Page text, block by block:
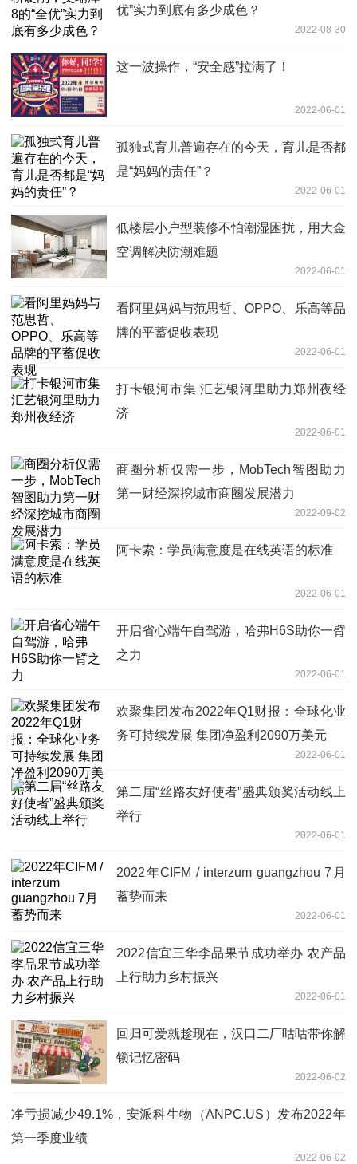
优”实力到底有多少成色？
2022-08-30
这一波操作，“安全感”拉满了！
2022-06-01
孤独式育儿普遍存在的今天，育儿是否都
是“妈妈的责任”？
2022-06-01
低楼层小户型装修不怕潮湿困扰，用大金
空调解决防潮难题
2022-06-01
看阿里妈妈与范思哲、OPPO、乐高等品
牌的平蓄促收表现
2022-06-01
打卡银河市集 汇艺银河里助力郑州夜经
济
2022-06-01
商圈分析仅需一步，MobTech智图助力
第一财经深挖城市商圈发展潜力
2022-09-02
阿卡索：学员满意度是在线英语的标准
2022-06-01
开启省心端午自驾游，哈弗H6S助你一臂
之力
2022-06-01
欢聚集团发布2022年Q1财报：全球化业
务可持续发展 集团净盈利2090万美元
2022-06-01
第二届“丝路友好使者”盛典颁奖活动线上
举行
2022-06-01
2022年CIFM / interzum guangzhou 7月
蓄势而来
2022-06-01
2022信宜三华李品果节成功举办 农产品
上行助力乡村振兴
2022-06-01
回归可爱就趁现在，汉口二厂咕咕带你解
锁记忆密码
2022-06-02
净亏损减少49.1%，安派科生物（ANPC.US）发布2022年
第一季度业绩
2022-06-02